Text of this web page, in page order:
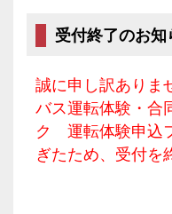
受付終了のお知
誠に申し訳ありま
バス運転体験・合
ク 運転体験申込
ぎたため、受付を